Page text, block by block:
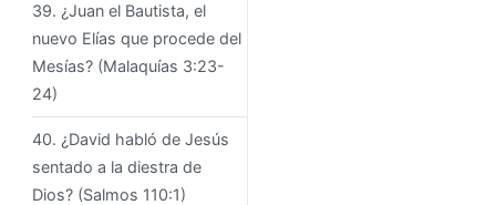
39. ¿Juan el Bautista, el
nuevo Elías que procede del
Mesías? (Malaquías 3:23-
24)
40. ¿David habló de Jesús
sentado a la diestra de
Dios? (Salmos 110:1)